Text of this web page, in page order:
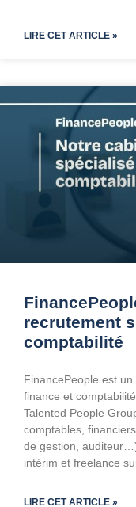
LIRE CET ARTICLE »
recrutement
comptabilité
FinancePeople est
finance et
Talented People
comptables,
de gestion,
intérim et freelance
LIRE CET ARTICLE »